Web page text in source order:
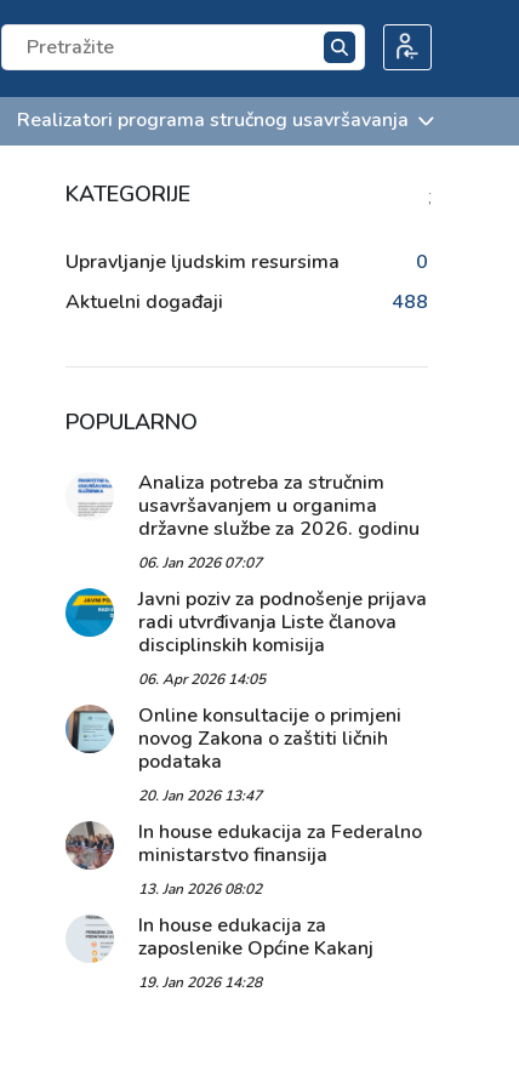
Realizatori programa stručnog usavršavanja
KATEGORIJE
Upravljanje ljudskim resursima
0
Aktuelni događaji
488
POPULARNO
Analiza potreba za stručnim
usavršavanjem u organima
državne službe za 2026. godinu
06. Jan 2026 07:07
Javni poziv za podnošenje prijava
radi utvrđivanja Liste članova
disciplinskih komisija
06. Apr 2026 14:05
Online konsultacije o primjeni
novog Zakona o zaštiti ličnih
podataka
20. Jan 2026 13:47
In house edukacija za Federalno
ministarstvo finansija
13. Jan 2026 08:02
In house edukacija za
zaposlenike Općine Kakanj
19. Jan 2026 14:28
;